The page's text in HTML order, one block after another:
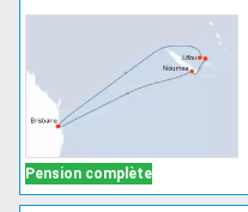
Pension complète